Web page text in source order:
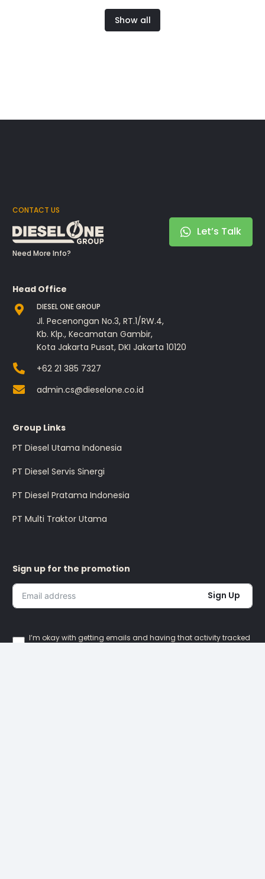
Show all
CONTACT US
Need More Info?
Let’s Talk
Head Office
DIESEL ONE GROUP
Jl. Pecenongan No.3, RT.1/RW.4,
Kb. Klp., Kecamatan Gambir,
Kota Jakarta Pusat, DKI Jakarta 10120
+62 21 385 7327
admin.cs@dieselone.co.id
Group Links
PT Diesel Utama Indonesia
PT Diesel Servis Sinergi
PT Diesel Pratama Indonesia
PT Multi Traktor Utama
Sign up for the promotion
Sign Up
I’m okay with getting emails and having that activity tracked